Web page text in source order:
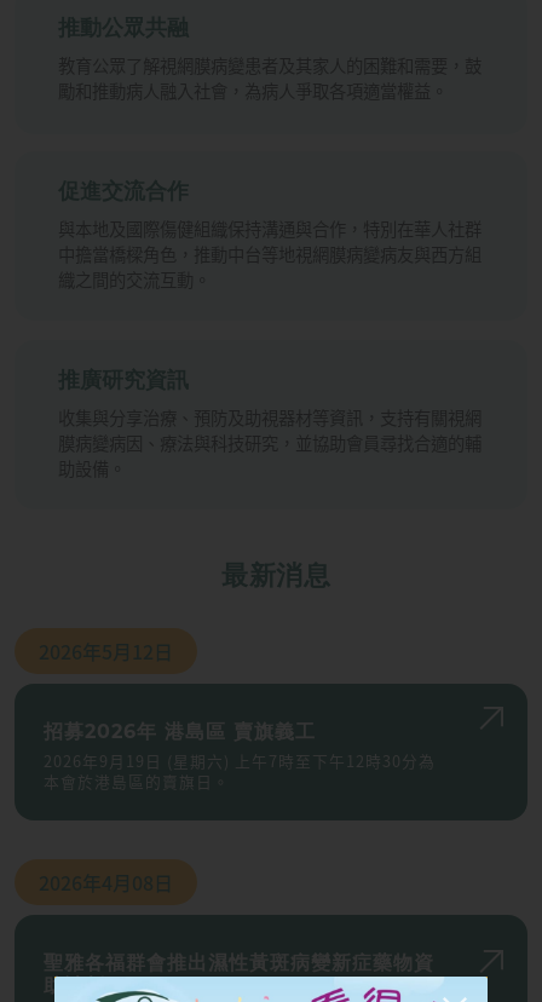
最新消息
2026年5月12日
招募2026年 港島區 賣旗義工
2026年9月19日 (星期六) 上午7時至下午12時30分為
本會於港島區的賣旗日。
2026年4月08日
聖雅各福群會推出濕性黃斑病變新症藥物資
助計劃